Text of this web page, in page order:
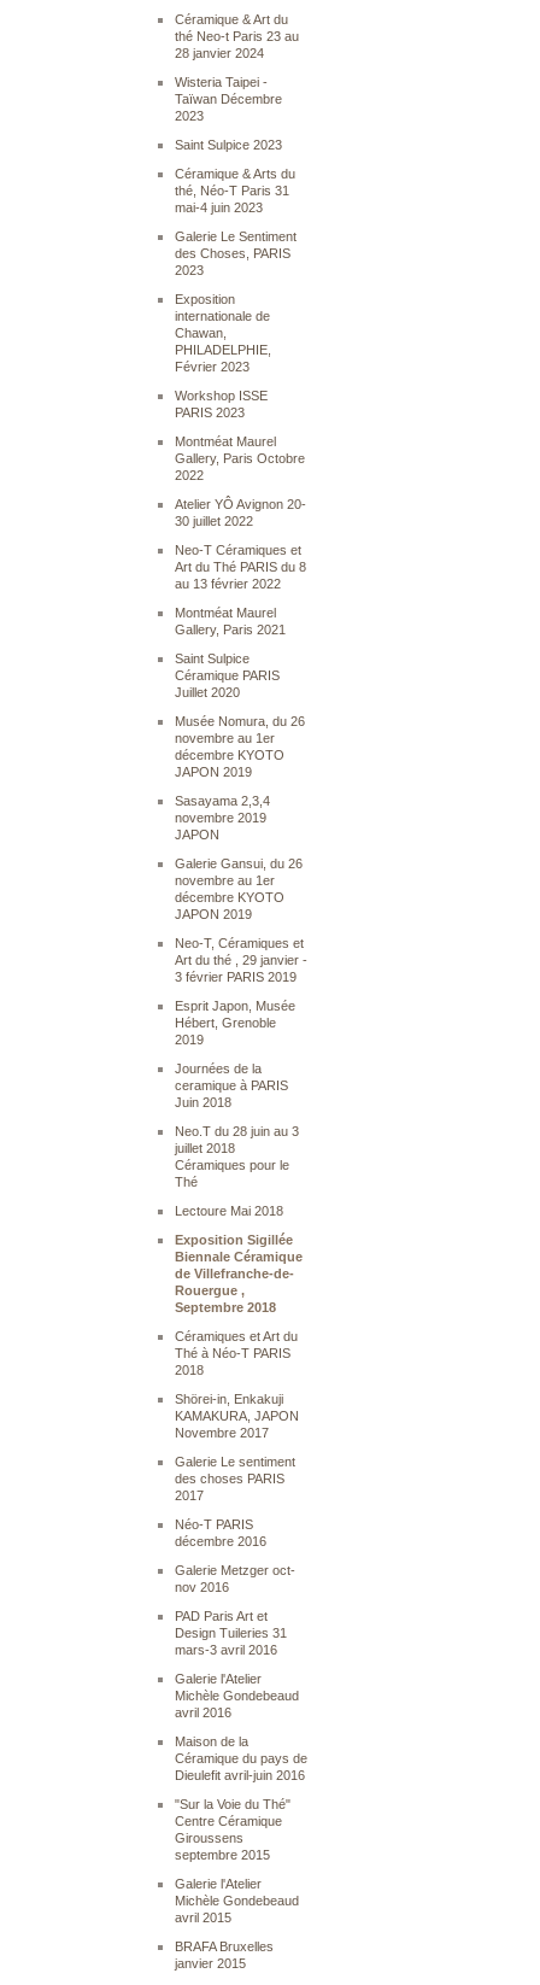
Céramique & Art du
thé Neo-t Paris 23 au
28 janvier 2024
Wisteria Taipei -
Taïwan Décembre
2023
Saint Sulpice 2023
Céramique & Arts du
thé, Néo-T Paris 31
mai-4 juin 2023
Galerie Le Sentiment
des Choses, PARIS
2023
Exposition
internationale de
Chawan,
PHILADELPHIE,
Février 2023
Workshop ISSE
PARIS 2023
Montméat Maurel
Gallery, Paris Octobre
2022
Atelier YÔ Avignon 20-
30 juillet 2022
Neo-T Céramiques et
Art du Thé PARIS du 8
au 13 février 2022
Montméat Maurel
Gallery, Paris 2021
Saint Sulpice
Céramique PARIS
Juillet 2020
Musée Nomura, du 26
novembre au 1er
décembre KYOTO
JAPON 2019
Sasayama 2,3,4
novembre 2019
JAPON
Galerie Gansui, du 26
novembre au 1er
décembre KYOTO
JAPON 2019
Neo-T, Céramiques et
Art du thé , 29 janvier -
3 février PARIS 2019
Esprit Japon, Musée
Hébert, Grenoble
2019
Journées de la
ceramique à PARIS
Juin 2018
Neo.T du 28 juin au 3
juillet 2018
Céramiques pour le
Thé
Lectoure Mai 2018
Exposition Sigillée
Biennale Céramique
de Villefranche-de-
Rouergue ,
Septembre 2018
Céramiques et Art du
Thé à Néo-T PARIS
2018
Shörei-in, Enkakuji
KAMAKURA, JAPON
Novembre 2017
Galerie Le sentiment
des choses PARIS
2017
Néo-T PARIS
décembre 2016
Galerie Metzger oct-
nov 2016
PAD Paris Art et
Design Tuileries 31
mars-3 avril 2016
Galerie l'Atelier
Michèle Gondebeaud
avril 2016
Maison de la
Céramique du pays de
Dieulefit avril-juin 2016
"Sur la Voie du Thé"
Centre Céramique
Giroussens
septembre 2015
Galerie l'Atelier
Michèle Gondebeaud
avril 2015
BRAFA Bruxelles
janvier 2015